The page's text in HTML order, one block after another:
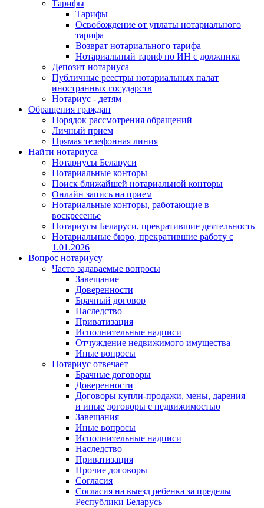
Тарифы
Тарифы
Освобождение от уплаты нотариального
тарифа
Возврат нотариального тарифа
Нотариальный тариф по ИН с должника
Депозит нотариуса
Публичные реестры нотариальных палат
иностранных государств
Нотариус - детям
Обращения граждан
Порядок рассмотрения обращений
Личный прием
Прямая телефонная линия
Найти нотариуса
Нотариусы Беларуси
Нотариальные конторы
Поиск ближайшей нотариальной конторы
Онлайн запись на прием
Нотариальные конторы, работающие в
воскресенье
Нотариусы Беларуси, прекратившие деятельность
Нотариальные бюро, прекратившие работу с
1.01.2026
Вопрос нотариусу
Часто задаваемые вопросы
Завещание
Доверенности
Брачный договор
Наследство
Приватизация
Исполнительные надписи
Отчуждение недвижимого имущества
Иные вопросы
Нотариус отвечает
Брачные договоры
Доверенности
Договоры купли-продажи, мены, дарения
и иные договоры с недвижимостью
Завещания
Иные вопросы
Исполнительные надписи
Наследство
Приватизация
Прочие договоры
Согласия
Согласия на выезд ребенка за пределы
Республики Беларусь